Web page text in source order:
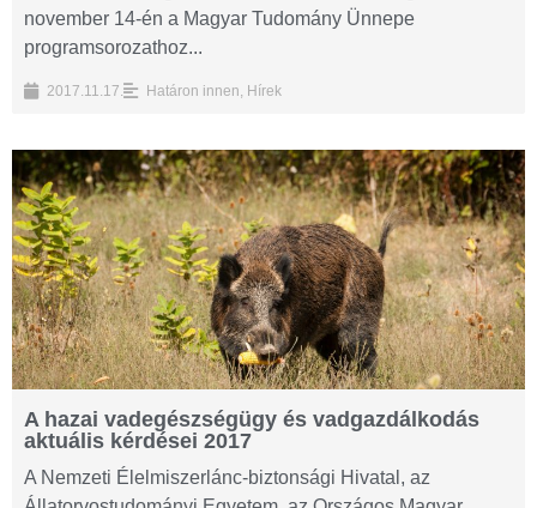
november 14-én a Magyar Tudomány Ünnepe
programsorozathoz...
2017.11.17. Határon innen Hírek
A hazai vadegészségügy és vadgazdálkodás
aktuális kérdései 2017
A Nemzeti Élelmiszerlánc-biztonsági Hivatal, az